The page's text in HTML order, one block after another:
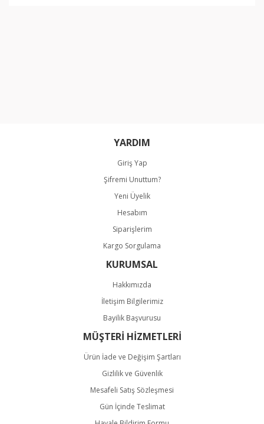
Bu ürüne benzer farklı alternatifler olmalı.
Gönder
YARDIM
Giriş Yap
Şifremi Unuttum?
Yeni Üyelik
Hesabım
Siparişlerim
Kargo Sorgulama
KURUMSAL
Hakkımızda
İletişim Bilgilerimiz
Bayilik Başvurusu
MÜŞTERİ HİZMETLERİ
Ürün İade ve Değişim Şartları
Gizlilik ve Güvenlik
Mesafeli Satış Sözleşmesi
Gün İçinde Teslimat